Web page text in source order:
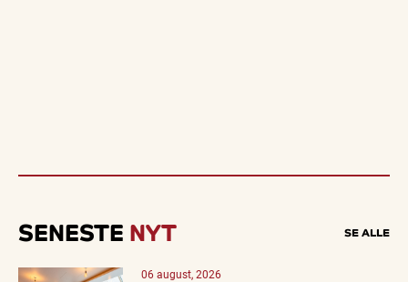
SENESTE NYT SE ALLE
06 august, 2026